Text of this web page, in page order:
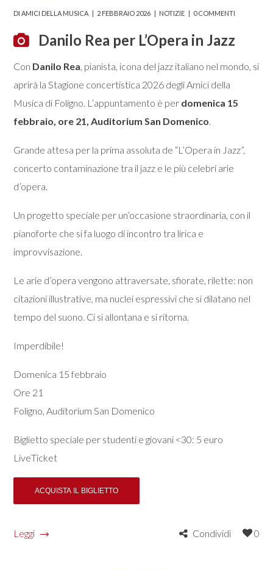
DIAMICI DELLA MUSICA 2 FEBBRAIO 2026 NOTIZIE 0 COMMENTI
Danilo Rea per L’Opera in Jazz
Con Danilo Rea , pianista, icona del jazz italiano nel mondo, si
aprirà la Stagione concertistica 2026 degli Amici della
Musica di Foligno. L’appuntamento è per domenica 15
febbraio, ore 21, Auditorium San Domenico
Grande attesa per la prima assoluta de “L’Opera in Jazz”,
concerto contaminazione tra il jazz e le più celebri arie
d’opera.
Un progetto speciale per un’occasione straordinaria, con il
pianoforte che si fa luogo di incontro tra lirica e
improvvisazione.
Le arie d’opera vengono attraversate, sfiorate, rilette: non
citazioni illustrative, ma nuclei espressivi che si dilatano nel
tempo del suono. Ci si allontana e si ritorna.
Imperdibile!
Domenica 15 febbraio
Ore 21
Foligno, Auditorium San Domenico
Biglietto speciale per studenti e giovani <30: 5 euro
LiveTicket
Leggi Condividi 0